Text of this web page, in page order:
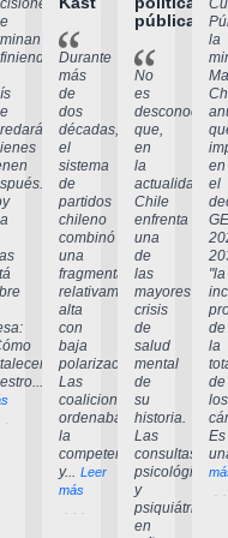
Leer
Durante
más
de
dos
décadas,
el
sistema
de
partidos
chileno
combinó
una
fragmentación
relativamente
alta
con
baja
polarización.
Las
coaliciones
ordenaban
la
competencia
y... Leer
más
pública
No
es
desconocido
que,
en
la
actualidad,
Chile
enfrenta
una
de
las
mayores
crisis
de
salud
mental
de
su
historia.
Las
consultas
psicológicas
y
psiquiátricas
en
la
en
el
"la
de
la
de
los
Es